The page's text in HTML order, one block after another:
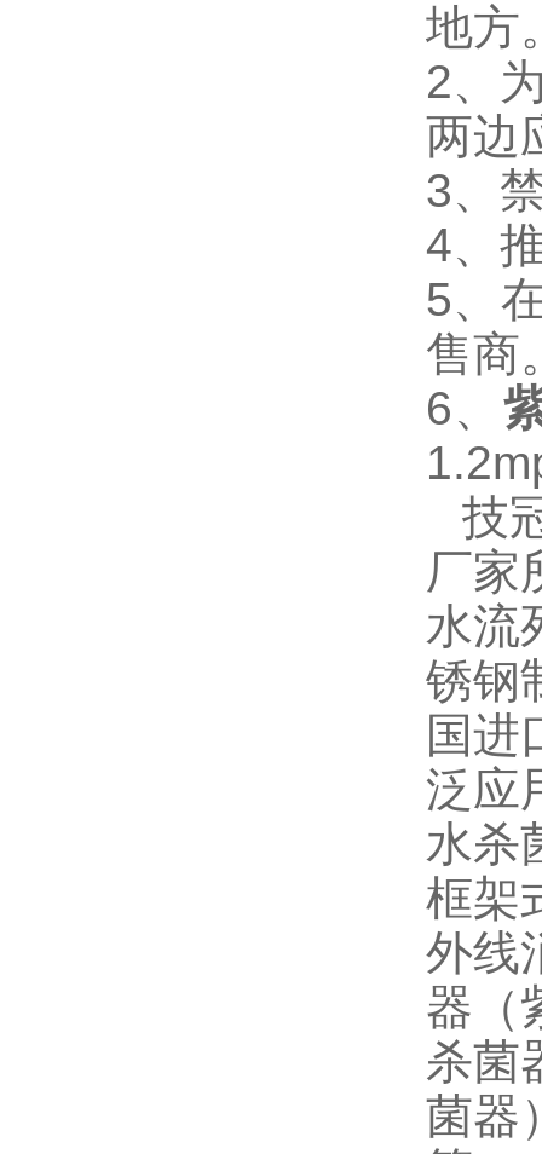
地方
2、
两边
3、
4、
5、
售商
6、
技
厂家
水流
锈钢
国进
泛应
水杀
框架
外线
器（
杀菌
菌器